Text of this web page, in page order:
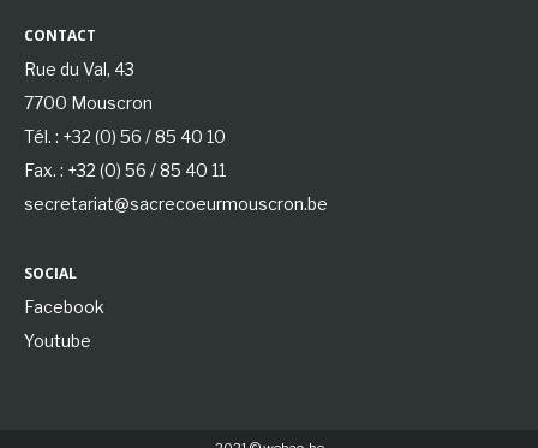
CONTACT
Rue du Val, 43
7700 Mouscron
Tél. : +32 (0) 56 / 85 40 10
Fax. : +32 (0) 56 / 85 40 11
secretariat@sacrecoeurmouscron.be
SOCIAL
Facebook
Youtube